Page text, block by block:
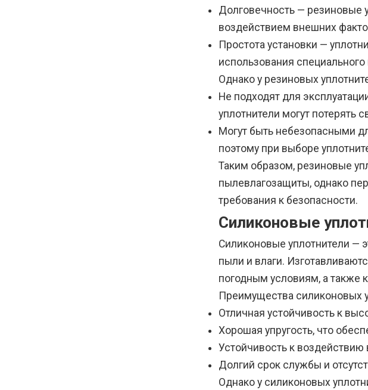
Долговечность — резиновые
воздействием внешних
Простота установки —
использования специального
Однако у резиновых
Не подходят для
уплотнители могут потерять
Могут быть небезопасными
поэтому при выборе
Таким образом, резиновые
пылевлагозащиты, однако
требования к безопасности.
Силиконовые
Силиконовые уплотнители —
пыли и влаги.
погодным условиям, а также
Преимущества силиконовых
Отличная устойчивость к
Хорошая упругость, что
Устойчивость к
Долгий срок службы и
Однако у силиконовых